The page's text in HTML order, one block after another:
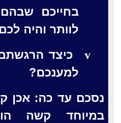
בחייכם
לוותר והיה
v
כיצד
למענכם?
נסכם עד כה: אכן
במיוחד קשה